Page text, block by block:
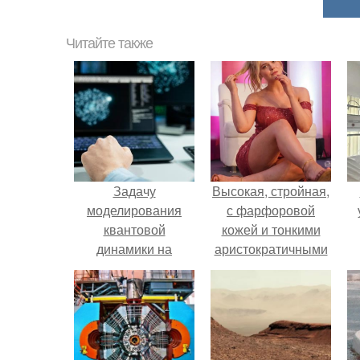
Читайте также
Задачу
моделирования
квантовой
динамики на
обычном ноутбуке
решили.
Высокая, стройная,
с фарфоровой
кожей и тонкими
аристократичными
чертами, эль
выглядит так, будто
сошла с полотна
художника.